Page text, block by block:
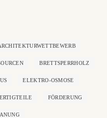
BRETTSPERRHOLZ
ELEKTRO-OSMOSE
FÖRDERUNG